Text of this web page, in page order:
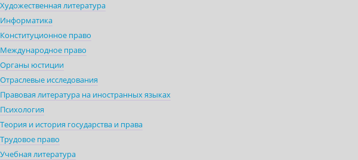
Художественная литература
Информатика
Конституционное право
Международное право
Органы юстиции
Отраслевые исследования
Правовая литература на иностранных языках
Психология
Теория и история государства и права
Трудовое право
Учебная литература